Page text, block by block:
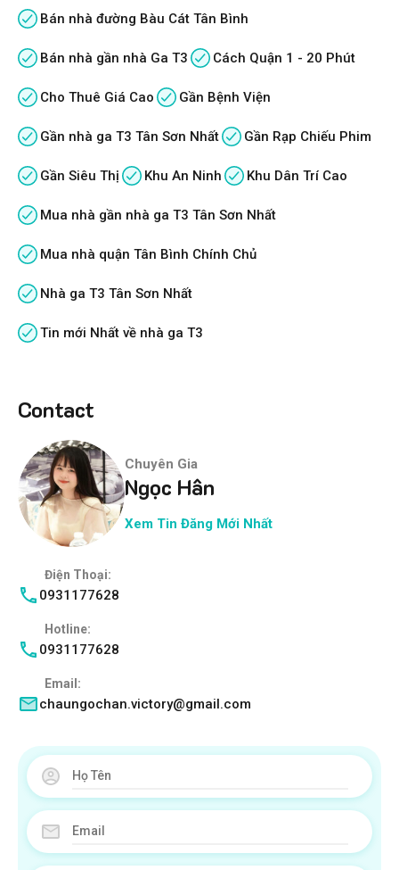
Bán nhà đường Bàu Cát Tân Bình
Bán nhà gần nhà Ga T3 Cách Quận 1 - 20 Phút
Cho Thuê Giá Cao Gần Bệnh Viện
Gần nhà ga T3 Tân Sơn Nhất Gần Rạp Chiếu Phim
Gần Siêu Thị Khu An Ninh Khu Dân Trí Cao
Mua nhà gần nhà ga T3 Tân Sơn Nhất
Mua nhà quận Tân Bình Chính Chủ
Nhà ga T3 Tân Sơn Nhất
Tin mới Nhất về nhà ga T3
Contact
Chuyên Gia
Ngọc Hân
Xem Tin Đăng Mới Nhất
Điện Thoại:
0931177628
Hotline:
0931177628
Email:
chaungochan.victory@gmail.com